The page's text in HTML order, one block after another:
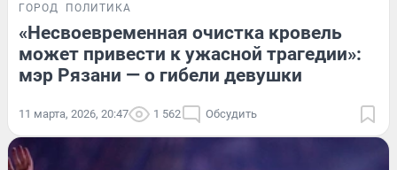
ГОРОД ПОЛИТИКА
«Несвоевременная очистка кровель
может привести к ужасной трагедии»:
мэр Рязани — о гибели девушки
11 марта, 2026, 20:47 1 562 Обсудить